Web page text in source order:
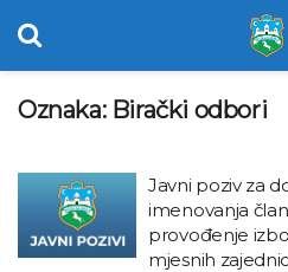
Oznaka: Birački odbori
Javni poziv za
imenovanja
provođenje
mjesnih